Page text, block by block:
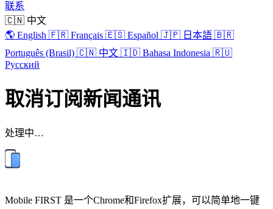
联系
🇨🇳 中文
🌎 English 🇫🇷 Français 🇪🇸 Español 🇯🇵 日本語 🇧🇷
Português (Brasil) 🇨🇳 中文 🇮🇩 Bahasa Indonesia 🇷🇺
Русский
取消订阅新闻通讯
处理中…
Mobile FIRST 是一个Chrome和Firefox扩展，可以简单地一键